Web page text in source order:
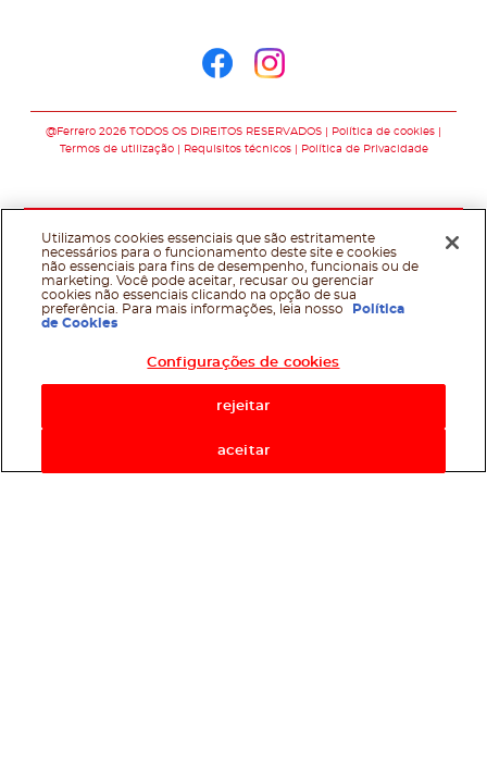
@Ferrero 2026 TODOS OS DIREITOS RESERVADOS
Política de cookies
Termos de utilização
Requisitos técnicos Política de Privacidade
Utilizamos cookies essenciais que são estritamente
necessários para o funcionamento deste site e cookies
não essenciais para fins de desempenho, funcionais ou de
marketing. Você pode aceitar, recusar ou gerenciar
cookies não essenciais clicando na opção de sua
preferência. Para mais informações, leia nosso
Política
de Cookies
Configurações de cookies
rejeitar
aceitar